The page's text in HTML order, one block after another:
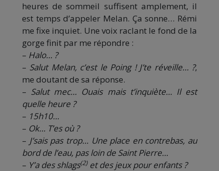
heures de sommeil suffisent amplement, il
est temps d’appeler Melan. Ça sonne… Rémi
me fixe inquiet. Une voix raclant le fond de la
gorge finit par me répondre :
– Halo… ?
– Salut Melan, c’est le Poing ! J’te réveille… ?,
me doutant de sa réponse.
– Salut mec… Ouais mais t’inquiète… Il est
quelle heure ?
– 15h10…
– Ok… T’es où ?
– J’sais pas trop… Une place en contrebas, au
bord de l’eau, pas loin de Saint Pierre…
– Y’a des shlags(2)et des jeux pour enfants ?